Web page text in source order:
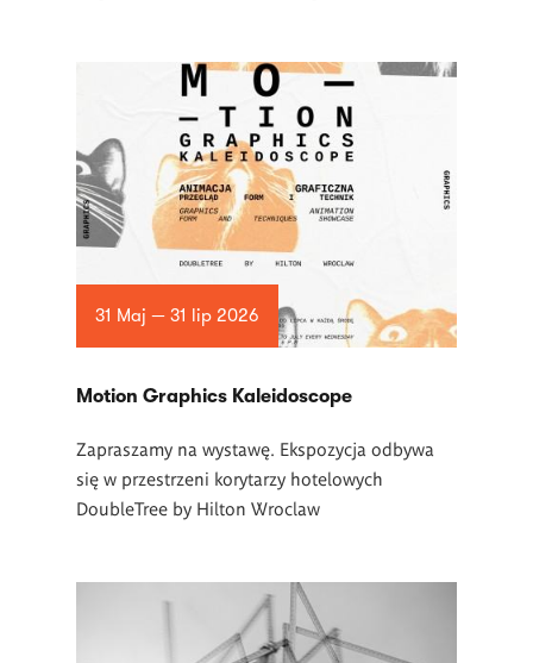
31 Maj — 31 lip 2026
Motion Graphics Kaleidoscope
Zapraszamy na wystawę. Ekspozycja odbywa
się w przestrzeni korytarzy hotelowych
DoubleTree by Hilton Wroclaw